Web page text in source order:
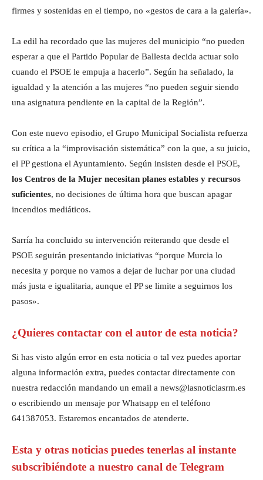
firmes y sostenidas en el tiempo, no «gestos de cara a la galería».
La edil ha recordado que las mujeres del municipio “no pueden
esperar a que el Partido Popular de Ballesta decida actuar solo
cuando el PSOE le empuja a hacerlo”. Según ha señalado, la
igualdad y la atención a las mujeres “no pueden seguir siendo
una asignatura pendiente en la capital de la Región”.
Con este nuevo episodio, el Grupo Municipal Socialista refuerza
su crítica a la “improvisación sistemática” con la que, a su juicio,
el PP gestiona el Ayuntamiento. Según insisten desde el PSOE,
los Centros de la Mujer necesitan planes estables y recursos
suficientes, no decisiones de última hora que buscan apagar
incendios mediáticos.
Sarría ha concluido su intervención reiterando que desde el
PSOE seguirán presentando iniciativas “porque Murcia lo
necesita y porque no vamos a dejar de luchar por una ciudad
más justa e igualitaria, aunque el PP se limite a seguirnos los
pasos».
¿Quieres contactar con el autor de esta noticia?
Si has visto algún error en esta noticia o tal vez puedes aportar
alguna información extra, puedes contactar directamente con
nuestra redacción mandando un email a news@lasnoticiasrm.es
o escribiendo un mensaje por Whatsapp en el teléfono
641387053. Estaremos encantados de atenderte.
Esta y otras noticias puedes tenerlas al instante
subscribiéndote a nuestro canal de Telegram